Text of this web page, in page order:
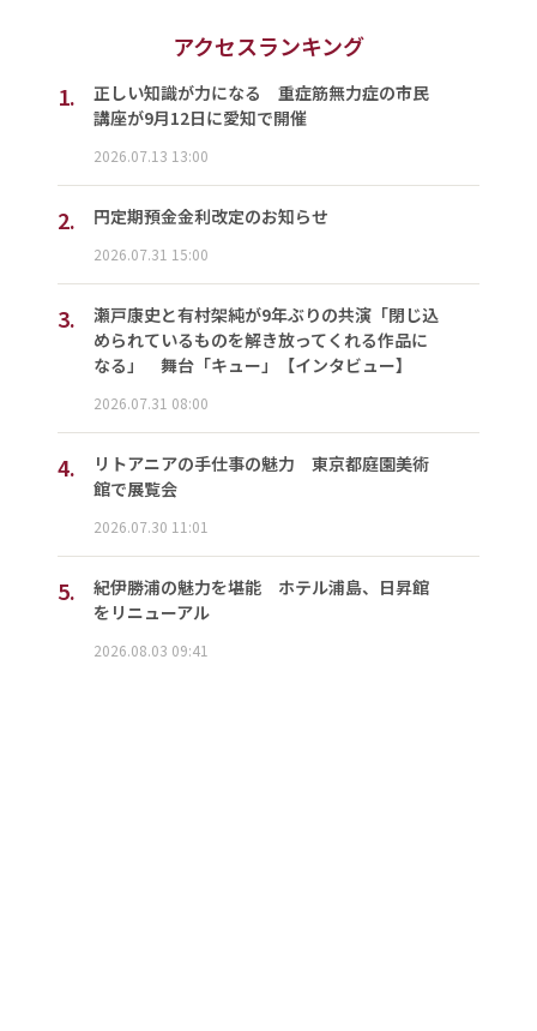
アクセスランキング
1.
正しい知識が力になる 重症筋無力症の市民
講座が9月12日に愛知で開催
2026.07.13 13:00
2. 円定期預金金利改定のお知らせ
2026.07.31 15:00
3.
瀬戸康史と有村架純が9年ぶりの共演「閉じ込
められているものを解き放ってくれる作品に
なる」 舞台「キュー」【インタビュー】
2026.07.31 08:00
4.
リトアニアの手仕事の魅力 東京都庭園美術
館で展覧会
2026.07.30 11:01
5.
紀伊勝浦の魅力を堪能 ホテル浦島、日昇館
をリニューアル
2026.08.03 09:41